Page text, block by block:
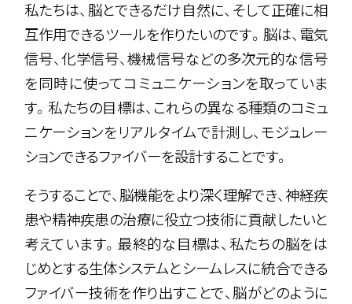
私たちは、脳とできるだけ自然に、そして正確に相
互作用できるツールを作りたいのです。脳は、電気
信号、化学信号、機械信号などの多次元的な信号
を同時に使ってコミュニケーションを取っていま
す。私たちの目標は、これらの異なる種類のコミュ
ニケーションをリアルタイムで計測し、モジュレー
ションできるファイバーを設計することです。
そうすることで、脳機能をより深く理解でき、神経疾
患や精神疾患の治療に役立つ技術に貢献したいと
考えています。最終的な目標は、私たちの脳をは
じめとする生体システムとシームレスに統合できる
ファイバー技術を作り出すことで、脳がどのように